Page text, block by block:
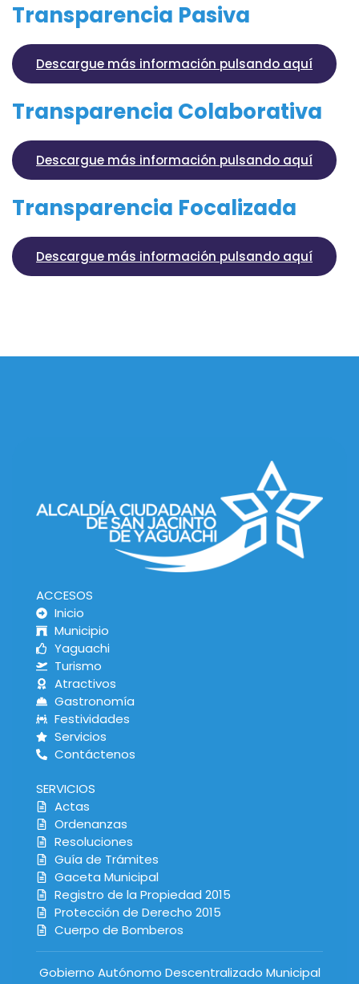
Transparencia Pasiva
Descargue más información pulsando aquí
Transparencia Colaborativa
Descargue más información pulsando aquí
Transparencia Focalizada
Descargue más información pulsando aquí
ACCESOS
Inicio
Municipio
Yaguachi
Turismo
Atractivos
Gastronomía
Festividades
Servicios
Contáctenos
SERVICIOS
Actas
Ordenanzas
Resoluciones
Guía de Trámites
Gaceta Municipal
Registro de la Propiedad 2015
Protección de Derecho 2015
Cuerpo de Bomberos
Gobierno Autónomo Descentralizado Municipal